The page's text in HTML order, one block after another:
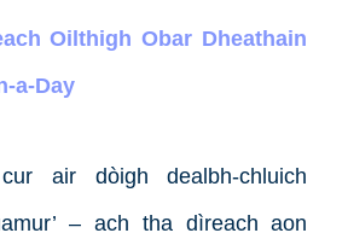
Oilthigh Obar Dheathain
a-Day
air dòigh dealbh-chluich
– ach tha dìreach aon